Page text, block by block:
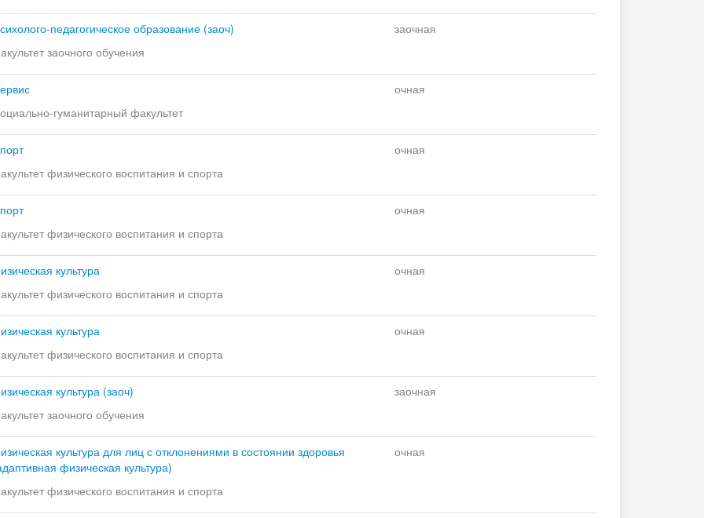
педагогическое образование (заоч)
заочного обучения
заочная
гуманитарный факультет
очная
физического воспитания и спорта
очная
физического воспитания и спорта
очная
культура
физического воспитания и спорта
очная
культура
физического воспитания и спорта
очная
культура (заоч)
заочного обучения
заочная
культура для лиц с отклонениями в состоянии здоровья
физическая культура)
физического воспитания и спорта
очная